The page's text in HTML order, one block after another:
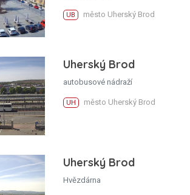
UB město Uherský Brod
Uherský Brod
autobusové nádraží
UH město Uherský Brod
Uherský Brod
Hvězdárna